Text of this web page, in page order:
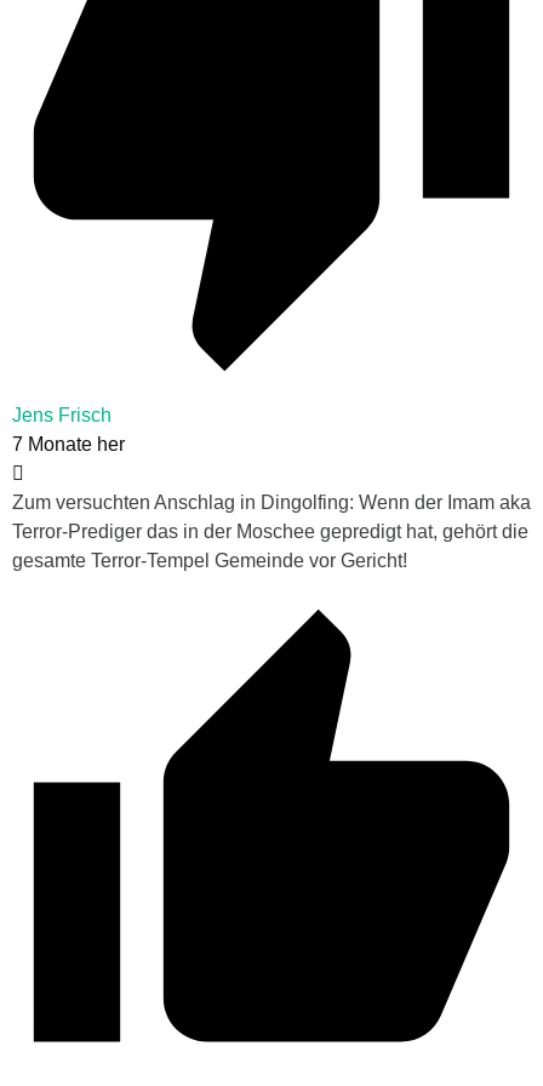
Jens Frisch
7 Monate her
Zum versuchten Anschlag in Dingolfing: Wenn der Imam aka
Terror-Prediger das in der Moschee gepredigt hat, gehört die
gesamte Terror-Tempel Gemeinde vor Gericht!